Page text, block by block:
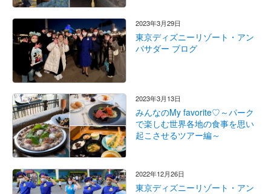
2023年3月29日
東京ディズニーリゾート・アン
バサダー ブログ
2023年3月13日
みんなのMy favorite♡～パーク
で楽しむ世界各地の食事を思い
起こさせるツアー編～
2022年12月26日
東京ディズニーリゾート・アン